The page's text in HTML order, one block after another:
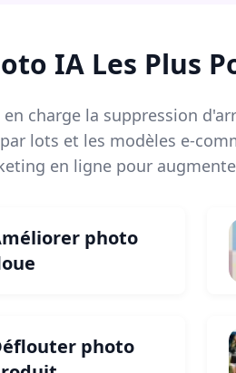
IA Les Plus
charge la suppression
lots et les modèles e-
en ligne pour
photo
photo